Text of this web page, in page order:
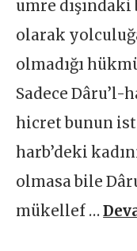
umre
olarak
olmadığı
Sadece Dâru’l-
hicret bunun
harb’deki
olmasa bile
mükellef …